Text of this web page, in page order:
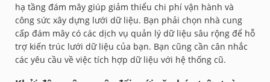
hạ tầng đám mây giúp giảm thiểu chi phí vận hành và
công sức xây dựng lưới dữ liệu. Bạn phải chọn nhà cung
cấp đám mây có các dịch vụ quản lý dữ liệu sâu rộng để hỗ
trợ kiến trúc lưới dữ liệu của bạn. Bạn cũng cần cân nhắc
các yêu cầu về việc tích hợp dữ liệu với hệ thống cũ.